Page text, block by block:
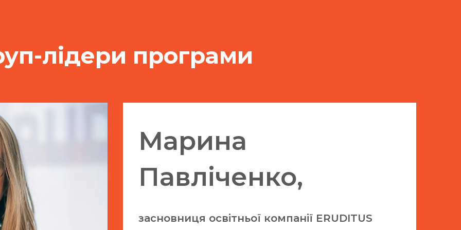
лідери програми
Марина
Павліченко,
засновниця освітньої компанії ERUDITUS